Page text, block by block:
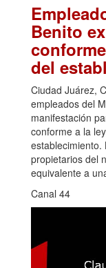
Benito
del
Ciudad Juárez,
empleados del
manifestación
conforme a la
propietarios del
equivalente a
Canal 44